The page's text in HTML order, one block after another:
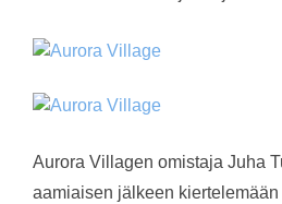
Aurora Villagen omistaja Juha
aamiaisen jälkeen